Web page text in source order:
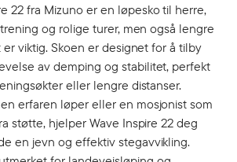
22 fra Mizuno er en løpesko til herre,
og rolige turer, men også lengre
viktig. Skoen er designet for å tilby
av demping og stabilitet, perfekt
eller lengre distanser.
erfaren løper eller en mosjonist som
støtte, hjelper Wave Inspire 22 deg
en jevn og effektiv stegavvikling.